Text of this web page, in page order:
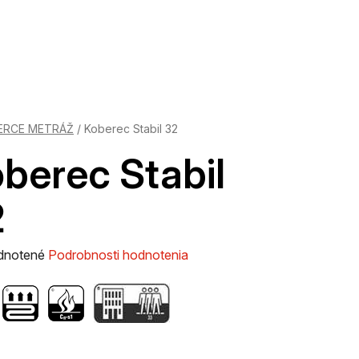
METRÁŽ / Koberec Stabil 32
Stabil
Podrobnosti hodnotenia